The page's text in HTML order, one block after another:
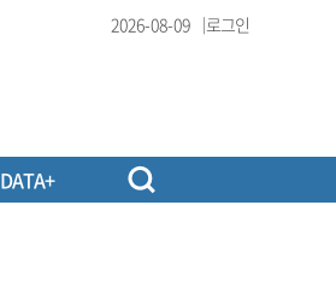
2026-08-09 로그인
DATA+